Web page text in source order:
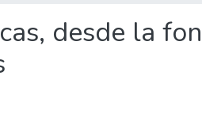
desde la